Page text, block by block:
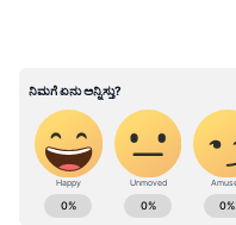
ಮರುಜೀವ!
ABOUT THE AUTHOR